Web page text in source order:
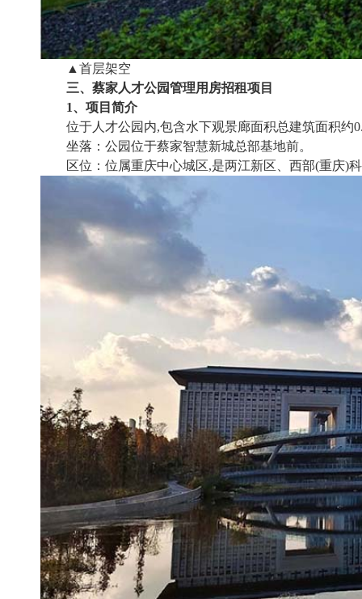
▲首层架空
三、蔡家人才公园管理用房招租项目
1、项目简介
位于人才公园内,包含水下观景廊面积总建筑面积约
坐落：公园位于蔡家智慧新城总部基地前。
区位：位属重庆中心城区,是两江新区、西部(重庆)